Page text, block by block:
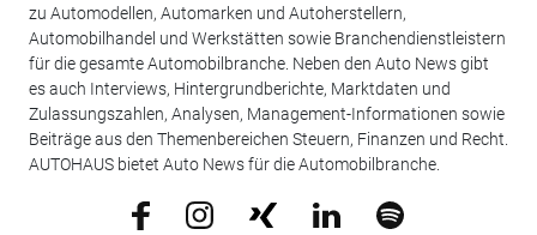
zu Automodellen, Automarken und Autoherstellern,
Automobilhandel und Werkstätten sowie Branchendienstleistern
für die gesamte Automobilbranche. Neben den Auto News gibt
es auch Interviews, Hintergrundberichte, Marktdaten und
Zulassungszahlen, Analysen, Management-Informationen sowie
Beiträge aus den Themenbereichen Steuern, Finanzen und Recht.
AUTOHAUS bietet Auto News für die Automobilbranche.